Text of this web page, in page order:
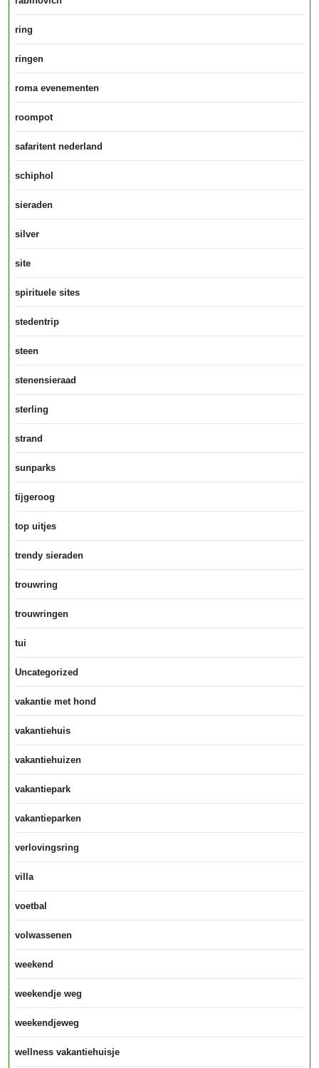
ring
ringen
roma evenementen
roompot
safaritent nederland
schiphol
sieraden
silver
site
spirituele sites
stedentrip
steen
stenensieraad
sterling
strand
sunparks
tijgeroog
top uitjes
trendy sieraden
trouwring
trouwringen
tui
Uncategorized
vakantie met hond
vakantiehuis
vakantiehuizen
vakantiepark
vakantieparken
verlovingsring
villa
voetbal
volwassenen
weekend
weekendje weg
weekendjeweg
wellness vakantiehuisje